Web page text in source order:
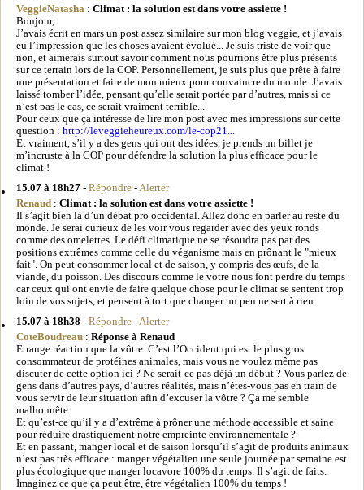
VeggieNatasha : Climat : la solution est dans votre assiette !
Bonjour,
J’avais écrit en mars un post assez similaire sur mon blog veggie, et j’avais
eu l’impression que les choses avaient évolué... Je suis triste de voir que
non, et aimerais surtout savoir comment nous pourrions être plus présents
sur ce terrain lors de la COP. Personnellement, je suis plus que prête à faire
une présentation et faire de mon mieux pour convaincre du monde. J’avais
laissé tomber l’idée, pensant qu’elle serait portée par d’autres, mais si ce
n’est pas le cas, ce serait vraiment terrible...
Pour ceux que ça intéresse de lire mon post avec mes impressions sur cette
question : http://leveggieheureux.com/le-cop21...
Et vraiment, s’il y a des gens qui ont des idées, je prends un billet je
m’incruste à la COP pour défendre la solution la plus efficace pour le
climat !
15.07 à 18h27 - Répondre - Alerter
Renaud : Climat : la solution est dans votre assiette !
Il s’agit bien là d’un débat pro occidental. Allez donc en parler au reste du
monde. Je serai curieux de les voir vous regarder avec des yeux ronds
comme des omelettes. Le défi climatique ne se résoudra pas par des
positions extrêmes comme celle du véganisme mais en prônant le "mieux
fait". On peut consommer local et de saison, y compris des œufs, de la
viande, du poisson. Des discours comme le votre nous font perdre du temps
car ceux qui ont envie de faire quelque chose pour le climat se sentent trop
loin de vos sujets, et pensent à tort que changer un peu ne sert à rien.
15.07 à 18h38 - Répondre - Alerter
CoteBoudreau : Réponse à Renaud
Étrange réaction que la vôtre. C’est l’Occident qui est le plus gros
consommateur de protéines animales, mais vous ne voulez même pas
discuter de cette option ici ? Ne serait-ce pas déjà un début ? Vous parlez de
gens dans d’autres pays, d’autres réalités, mais n’êtes-vous pas en train de
vous servir de leur situation afin d’excuser la vôtre ? Ça me semble
malhonnête.
Et qu’est-ce qu’il y a d’extrême à prôner une méthode accessible et saine
pour réduire drastiquement notre empreinte environnementale ?
Et en passant, manger local et de saison lorsqu’il s’agit de produits animaux
n’est pas très efficace : manger végétalien une seule journée par semaine est
plus écologique que manger locavore 100% du temps. Il s’agit de faits.
Imaginez ce que ça peut être, être végétalien 100% du temps !